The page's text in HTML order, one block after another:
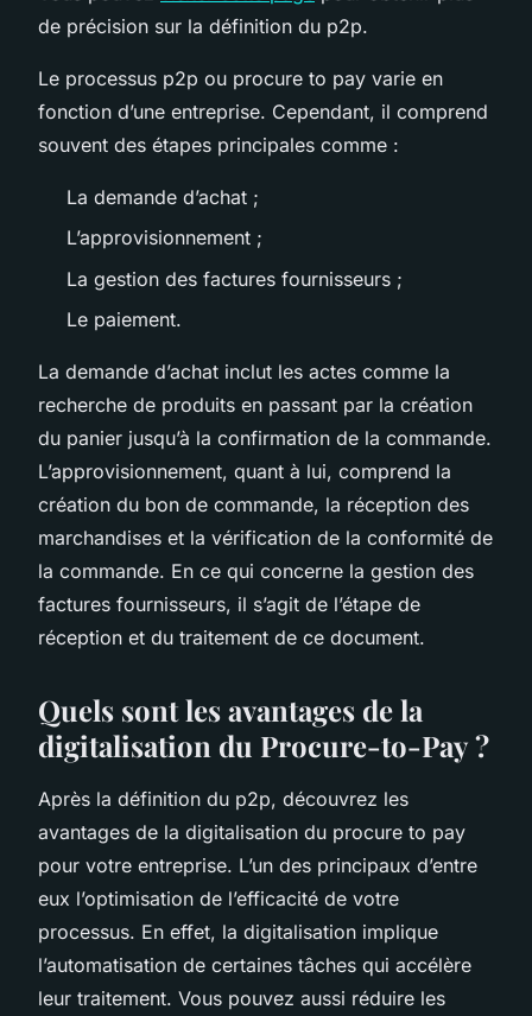
de précision sur la définition du p2p.
Le processus p2p ou procure to pay varie en
fonction d’une entreprise. Cependant, il comprend
souvent des étapes principales comme :
La demande d’achat ;
L’approvisionnement ;
La gestion des factures fournisseurs ;
Le paiement.
La demande d’achat inclut les actes comme la
recherche de produits en passant par la création
du panier jusqu’à la confirmation de la commande.
L’approvisionnement, quant à lui, comprend la
création du bon de commande, la réception des
marchandises et la vérification de la conformité de
la commande. En ce qui concerne la gestion des
factures fournisseurs, il s’agit de l’étape de
réception et du traitement de ce document.
Quels sont les avantages de la
digitalisation du Procure-to-Pay ?
Après la définition du p2p, découvrez les
avantages de la digitalisation du procure to pay
pour votre entreprise. L’un des principaux d’entre
eux l’optimisation de l’efficacité de votre
processus. En effet, la digitalisation implique
l’automatisation de certaines tâches qui accélère
leur traitement. Vous pouvez aussi réduire les